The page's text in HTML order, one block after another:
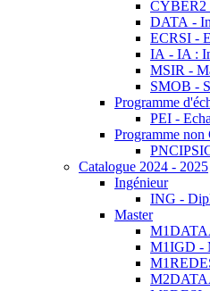
CYBER2
DATA -
ECRSI -
IA - IA :
MSIR -
SMOB -
Programme
PEI -
Programme non
Catalogue 2024 - 2025
Ingénieur
ING -
Master
M1IGD -